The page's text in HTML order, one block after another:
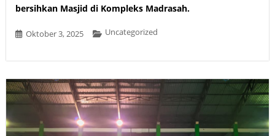
bersihkan Masjid di Kompleks Madrasah.
Oktober 3, 2025 Uncategorized